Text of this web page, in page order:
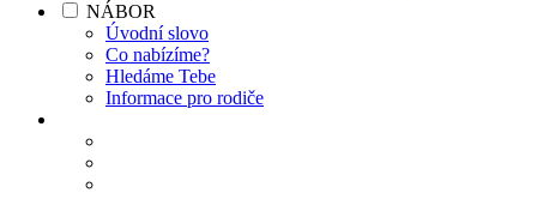
NÁBOR
Úvodní slovo
Co nabízíme?
Hledáme Tebe
Informace pro rodiče